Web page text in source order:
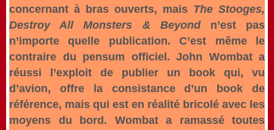
concernant à bras ouverts, mais The Stooges,
Destroy All Monsters & Beyondn’est pas
n’importe quelle publication. C’est même le
contraire du pensum officiel. John Wombat a
réussi l’exploit de publier un book qui, vu
d’avion, offre la consistance d’un book de
référence, mais qui est en réalité bricolé avec les
moyens du bord. Wombat a ramassé toutes